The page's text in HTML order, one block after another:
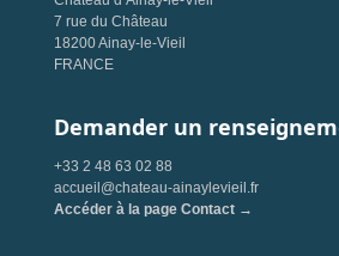
7 rue du Château
18200 Ainay-le-Vieil
FRANCE
Demander un
+33 2 48 63 02 88
accueil@chateau-ainaylevieil.fr
Accéder à la page Contact →